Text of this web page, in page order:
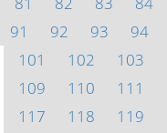
91
92 93 94
101
102 103
109
110 111
117
118 119